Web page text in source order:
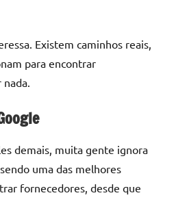
Existem caminhos reais,
para encontrar
demais, muita gente ignora
uma das melhores
fornecedores, desde que